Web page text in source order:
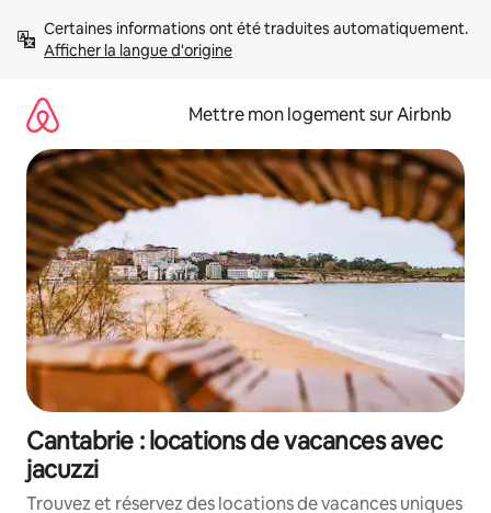
directement
Afficher la langue d'origine
Mettre mon logement sur Airbnb
Cantabrie : locations de vacances avec
jacuzzi
Trouvez et réservez des locations de vacances uniques